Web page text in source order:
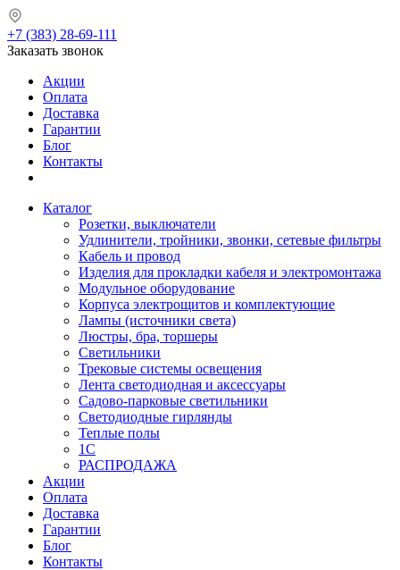
+7 (383) 28-69-111
Заказать звонок
Акции
Оплата
Доставка
Гарантии
Блог
Контакты
Каталог
Розетки, выключатели
Удлинители, тройники, звонки, сетевые фильтры
Кабель и провод
Изделия для прокладки кабеля и электромонтажа
Модульное оборудование
Корпуса электрощитов и комплектующие
Лампы (источники света)
Люстры, бра, торшеры
Светильники
Трековые системы освещения
Лента светодиодная и аксессуары
Садово-парковые светильники
Светодиодные гирлянды
Теплые полы
1С
РАСПРОДАЖА
Акции
Оплата
Доставка
Гарантии
Блог
Контакты